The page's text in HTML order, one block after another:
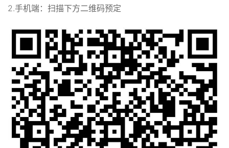
2.手机端：扫描下方二维码预定